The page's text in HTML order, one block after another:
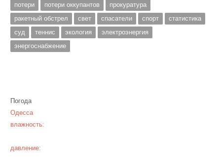
потери
потери оккупантов
прокуратура
ракетный обстрел
свет спасатели спорт
статистика
суд
теннис экология
электроэнергия
энергоснабжение
Погода
Одесса
влажность:
давление: